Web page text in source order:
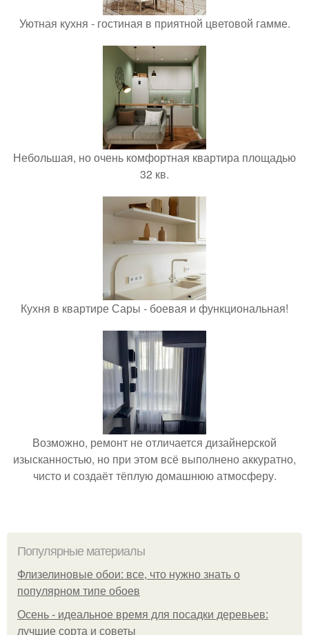
Уютная кухня - гостиная в приятной цветовой гамме.
Небольшая, но очень комфортная квартира площадью
32 кв.
Кухня в квартире Сары - боевая и функциональная!
Возможно, ремонт не отличается дизайнерской
изысканностью, но при этом всё выполнено аккуратно,
чисто и создаёт тёплую домашнюю атмосферу.
Популярные материалы
Флизелиновые обои: все, что нужно знать о
популярном типе обоев
Осень - идеальное время для посадки деревьев:
лучшие сорта и советы